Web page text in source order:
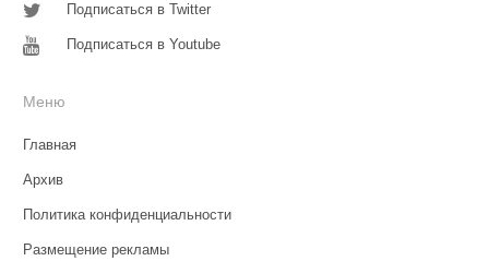
Подписаться в Twitter
Подписаться в Youtube
Меню
Главная
Архив
Политика конфиденциальности
Размещение рекламы